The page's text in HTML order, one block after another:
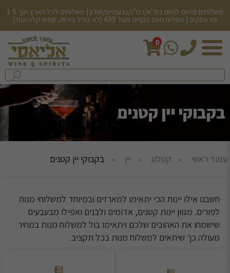
משלוחים מהיום להיום בת"א/רמ"ג/גבעתיים/חולון | משלוחים לכל הארץ תוך 1-5
ימי עסקים | משלוח חינם בקנייה מעל 499 (לא כולל בירות, שתיה קלה ועוד)
0
חיפש
בחנות...
שלח
בקבוקי יין קטנים
עמוד ראשי קטלוג יין בקבוקי יין קטנים
חשבנו אילו יינות הכי יתאימו למארזים ובמיוחד למשלוחי מנות
לפורים. מגוון יינות קטנים, אדומים ולבנים ואפילו מבעבעים
שישמחו את האהובים שלכם ויתאימו בול למשלוח מנות במחיר
מעולה כך שיתאים למשלוח מנות בכל תקציב.